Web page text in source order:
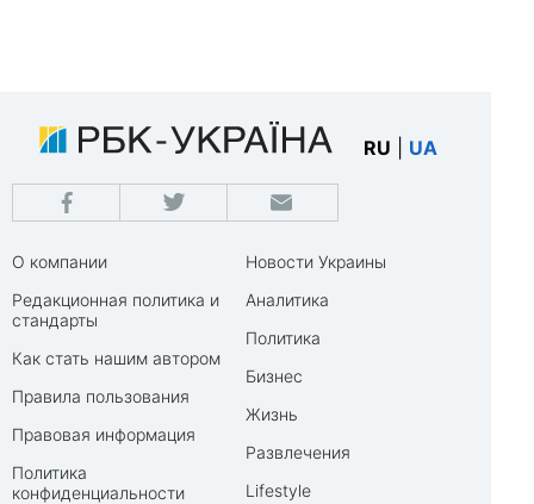
RU UA
О компании
Редакционная политика и
стандарты
Как стать нашим автором
Правила пользования
Правовая информация
Политика
конфиденциальности
Новости Украины
Аналитика
Политика
Бизнес
Жизнь
Развлечения
Lifestyle